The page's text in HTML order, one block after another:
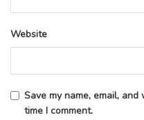
Website
Save my name, email,
time I comment.